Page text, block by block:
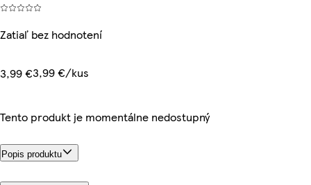
Zatiaľ bez hodnotení
3,99 €3,99 €/kus
Tento produkt je momentálne nedostupný
Popis produktu